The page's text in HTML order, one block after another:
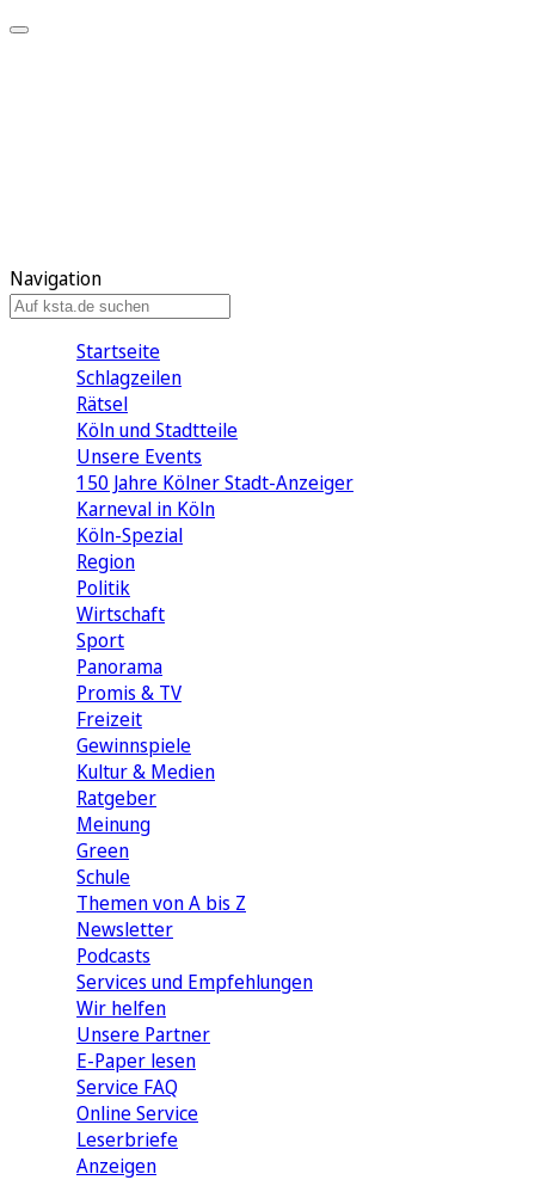
Navigation
Startseite
Schlagzeilen
Rätsel
Köln und Stadtteile
Unsere Events
150 Jahre Kölner Stadt-Anzeiger
Karneval in Köln
Köln-Spezial
Region
Politik
Wirtschaft
Sport
Panorama
Promis & TV
Freizeit
Gewinnspiele
Kultur & Medien
Ratgeber
Meinung
Green
Schule
Themen von A bis Z
Newsletter
Podcasts
Services und Empfehlungen
Wir helfen
Unsere Partner
E-Paper lesen
Service FAQ
Online Service
Leserbriefe
Anzeigen